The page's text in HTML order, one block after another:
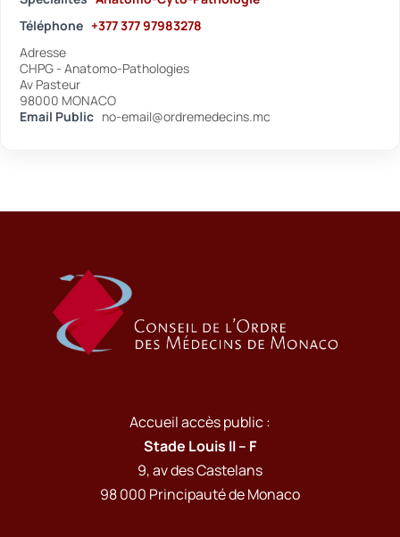
Téléphone +377 377 97983278
Adresse
CHPG - Anatomo-Pathologies
Av Pasteur
98000 MONACO
Email Public no-email@ordremedecins.mc
Accueil accès public :
Stade Louis II – F
9, av des Castelans
98 000 Principauté de Monaco